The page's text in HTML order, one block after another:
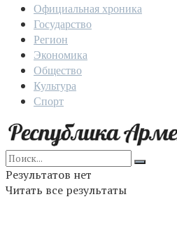
Официальная хроника
Государство
Регион
Экономика
Общество
Культура
Спорт
Результатов нет
Читать все результаты